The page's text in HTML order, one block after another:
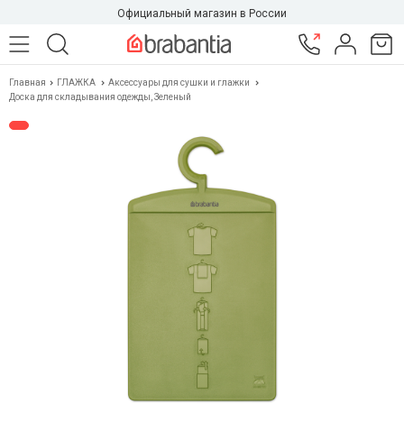
Официальный магазин в России
Главная ГЛАЖКА
Аксессуары для сушки и глажки
Доска для складывания одежды, Зеленый